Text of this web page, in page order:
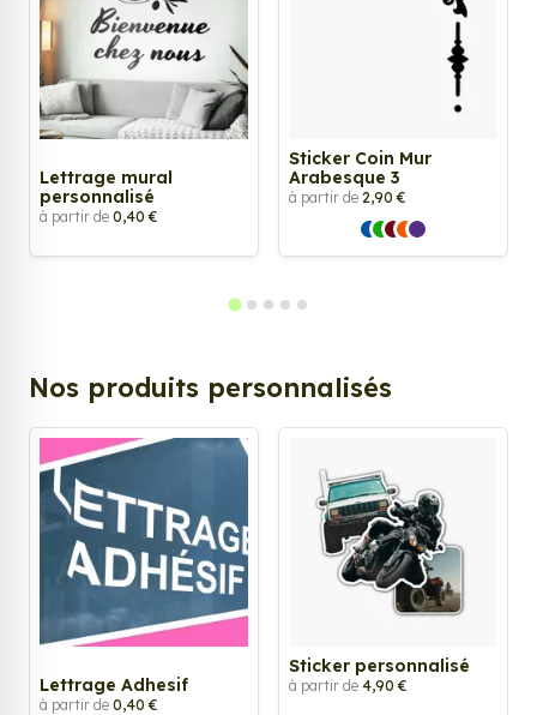
Lettrage mural
personnalisé
à partir de 0,40 €
Sticker Coin Mur
Arabesque 3
à partir de 2,90 €
Nos produits personnalisés
Lettrage Adhesif
à partir de 0,40 €
Sticker personnalisé
à partir de 4,90 €